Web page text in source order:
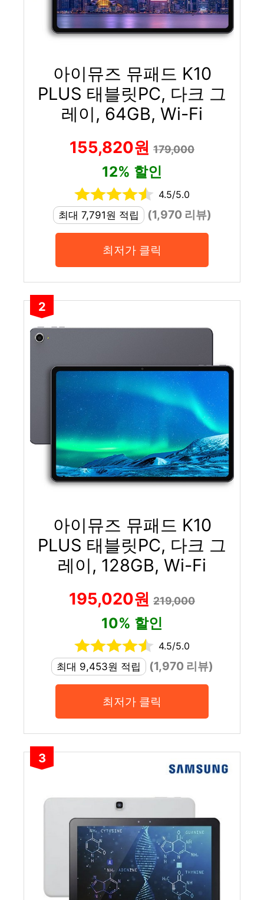
아이뮤즈 뮤패드 K10
PLUS 태블릿PC, 다크 그
레이, 64GB, Wi-Fi
155,820원 179,000
12% 할인
4.5/5.0
최대 7,791원 적립
(1,970 리뷰)
최저가 클릭
2
아이뮤즈 뮤패드 K10
PLUS 태블릿PC, 다크 그
레이, 128GB, Wi-Fi
195,020원 219,000
10% 할인
4.5/5.0
최대 9,453원 적립
(1,970 리뷰)
최저가 클릭
3